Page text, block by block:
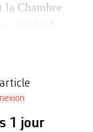
la Chambre
1 jour